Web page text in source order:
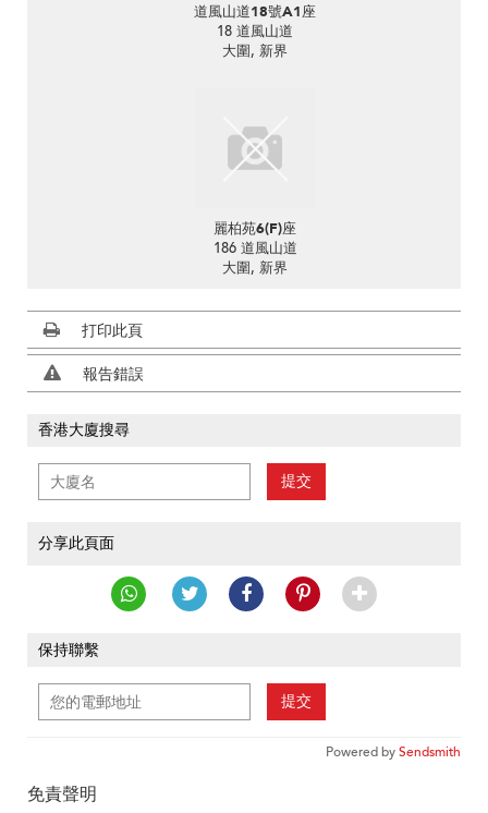
道風山道18號A1座
18 道風山道
大圍, 新界
麗柏苑6(F)座
186 道風山道
大圍, 新界
打印此頁
報告錯誤
香港大廈搜尋
提交
分享此頁面
保持聯繫
提交
Powered bySendsmith
免責聲明